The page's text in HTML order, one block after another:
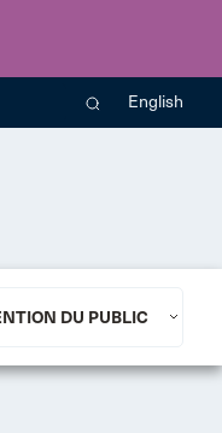
English
DU PUBLIC